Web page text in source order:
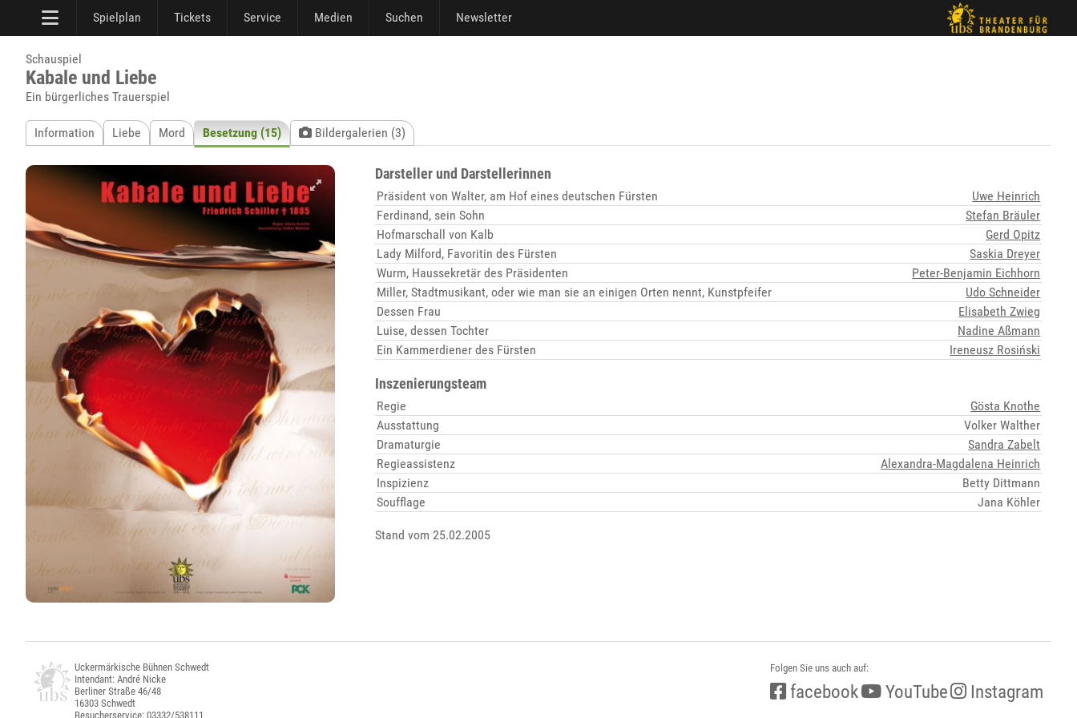
Spielplan Tickets Service Medien Suchen Newsletter
Schauspiel
Kabale und Liebe
Ein bürgerliches Trauerspiel
Information Liebe Mord Besetzung (15) Bildergalerien (3)
Darsteller und Darstellerinnen
Präsident von Walter, am Hof eines deutschen Fürsten
Uwe Heinrich
Ferdinand, sein Sohn
Stefan Bräuler
Hofmarschall von Kalb
Gerd Opitz
Lady Milford, Favoritin des Fürsten
Saskia Dreyer
Wurm, Haussekretär des Präsidenten
Peter-Benjamin Eichhorn
Miller, Stadtmusikant, oder wie man sie an einigen Orten nennt, Kunstpfeifer
Udo Schneider
Dessen Frau
Elisabeth Zwieg
Luise, dessen Tochter
Nadine Aßmann
Ein Kammerdiener des Fürsten
Ireneusz Rosiński
Inszenierungsteam
Regie
Gösta Knothe
Ausstattung
Volker Walther
Dramaturgie
Sandra Zabelt
Regieassistenz
Alexandra-Magdalena Heinrich
Inspizienz
Betty Dittmann
Soufflage
Jana Köhler
Stand vom 25.02.2005
Uckermärkische Bühnen Schwedt
Intendant: André Nicke
Berliner Straße 46/48
16303 Schwedt
Besucherservice: 03332/538111
Folgen Sie uns auch auf:
facebook YouTube Instagram